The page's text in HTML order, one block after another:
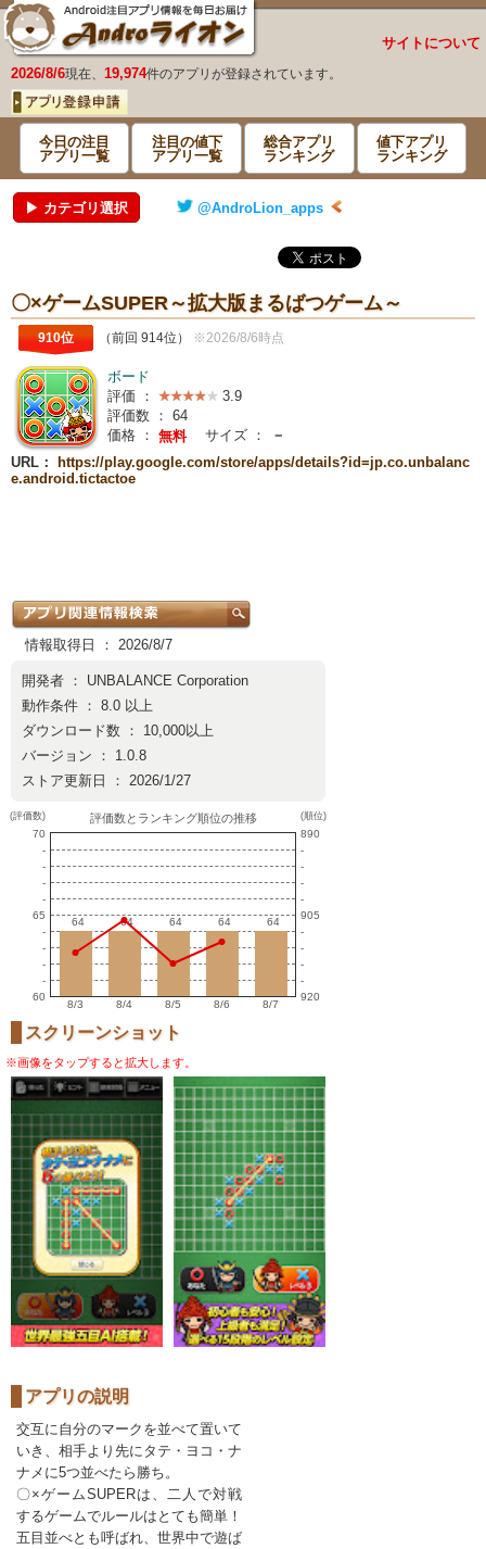
サイトについて
2026/8/6現在、 19,974件のアプリが登録されています。
今日の注目
アプリ一覧
注目の値下
アプリ一覧
総合アプリ
ランキング
値下アプリ
ランキング
▶ カテゴリ選択 @AndroLion_apps
〇×ゲームSUPER～拡大版まるばつゲーム～
910位 （前回 914位） ※2026/8/6時点
ボード
評価 ：
3.9
評価数 ： 64
価格 ： 無料 サイズ ：
－
URL：
https://play.google.com/store/apps/details?id=jp.co.unbalanc
e.android.tictactoe
情報取得日 ： 2026/8/7
開発者 ： UNBALANCE Corporation
動作条件 ： 8.0 以上
ダウンロード数 ： 10,000以上
バージョン ： 1.0.8
ストア更新日 ： 2026/1/27
(評価数)
70
-
-
-
-
65
-
-
-
-
60
評価数とランキング順位の推移
64
64 64
64 64
64 64
64 64
64
8/3 8/4 8/5 8/6 8/7
(順位)
890
-
-
-
-
905
-
-
-
-
920
スクリーンショット
※画像をタップすると拡大します。
アプリの説明
交互に自分のマークを並べて置いて
いき、相手より先にタテ・ヨコ・ナ
ナメに5つ並べたら勝ち。
〇×ゲームSUPERは、二人で対戦
するゲームでルールはとても簡単！
五目並べとも呼ばれ、世界中で遊ば